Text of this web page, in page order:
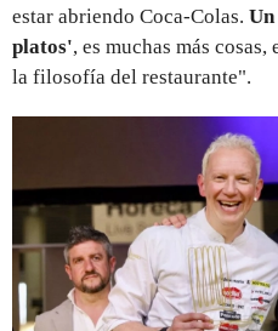
estar abriendo Coca-Colas.
platos', es muchas más
la filosofía del restaurante".